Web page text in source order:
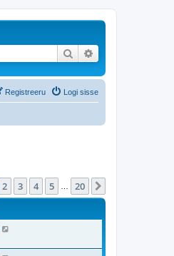
Otsi
Logi sisse
Registreeru
20 -st
2 3 4 5 20